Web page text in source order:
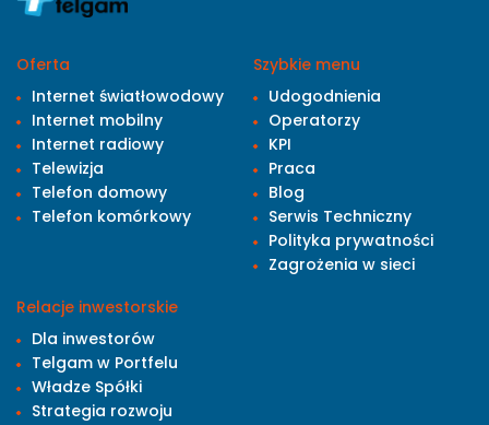
Oferta
Internet światłowodowy
Internet mobilny
Internet radiowy
Telewizja
Telefon domowy
Telefon komórkowy
Szybkie menu
Udogodnienia
Operatorzy
KPI
Praca
Blog
Serwis Techniczny
Polityka prywatności
Zagrożenia w sieci
Relacje inwestorskie
Dla inwestorów
Telgam w Portfelu
Władze Spółki
Strategia rozwoju